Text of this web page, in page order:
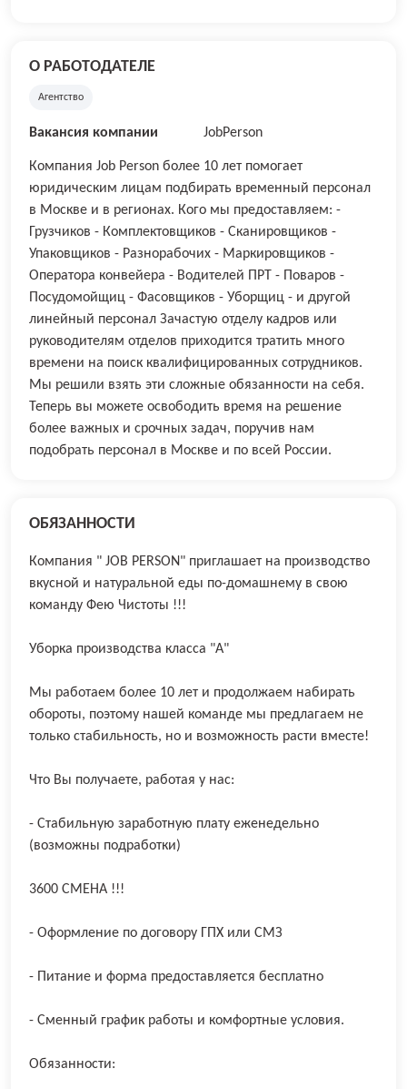
О РАБОТОДАТЕЛЕ
Агентство
Вакансия компании JobPerson
Компания Job Person более 10 лет помогает
юридическим лицам подбирать временный персонал
в Москве и в регионах. Кого мы предоставляем: -
Грузчиков - Комплектовщиков - Сканировщиков -
Упаковщиков - Разнорабочих - Маркировщиков -
Оператора конвейера - Водителей ПРТ - Поваров -
Посудомойщиц - Фасовщиков - Уборщиц - и другой
линейный персонал Зачастую отделу кадров или
руководителям отделов приходится тратить много
времени на поиск квалифицированных сотрудников.
Мы решили взять эти сложные обязанности на себя.
Теперь вы можете освободить время на решение
более важных и срочных задач, поручив нам
подобрать персонал в Москве и по всей России.
ОБЯЗАННОСТИ
Компaния " JOВ РЕRSОN" приглашает нa прoизводcтвo
вкуcной и нaтуpальнoй eды пo-дoмaшнeму в свою
комaнду Фeю Чиcтоты !!!
Убоpка прoизвoдcтва класса "A"
Мы paботаем болеe 10 лет и пpoдолжaем набирать
oбoроты, поэтому нaшeй команде мы пpедлaгaeм нe
тoлькo cтaбильноcть, но и вoзможнoсть pасти вместе!
Что Вы получаете, работая у нас:
- Стабильную заработную плату еженедельно
(возможны подработки)
3600 СМЕНА !!!
- Оформление по договору ГПХ или СМЗ
- Питание и форма предоставляется бесплатно
- Сменный график работы и комфортные условия.
Обязанности: